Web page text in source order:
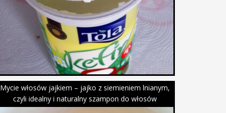
Mycie włosów jajkiem – jajko z siemieniem lnianym,
czyli idealny i naturalny szampon do włosów